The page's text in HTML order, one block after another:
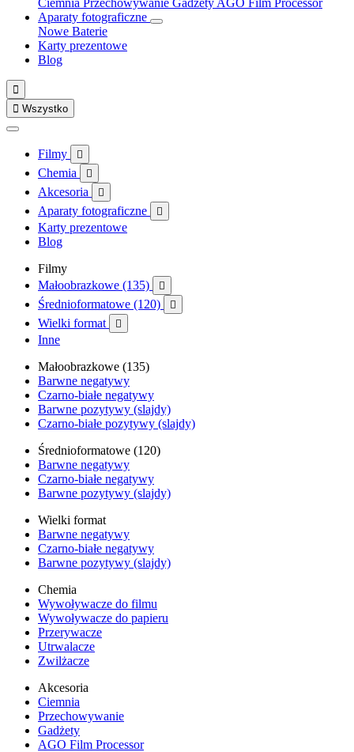
Ciemnia Przechowywanie Gadżety AGO Film Processor
Aparaty fotograficzne
Nowe Baterie
Karty prezentowe
Blog

 Wszystko
Filmy 
Chemia 
Akcesoria 
Aparaty fotograficzne 
Karty prezentowe
Blog
Filmy
Małoobrazkowe (135)

Średnioformatowe (120) 
Wielki format 
Inne
Małoobrazkowe (135)
Barwne negatywy
Czarno-białe negatywy
Barwne pozytywy (slajdy)
Czarno-białe pozytywy (slajdy)
Średnioformatowe (120)
Barwne negatywy
Czarno-białe negatywy
Barwne pozytywy (slajdy)
Wielki format
Barwne negatywy
Czarno-białe negatywy
Barwne pozytywy (slajdy)
Chemia
Wywoływacze do filmu
Wywoływacze do papieru
Przerywacze
Utrwalacze
Zwilżacze
Akcesoria
Ciemnia
Przechowywanie
Gadżety
AGO Film Processor